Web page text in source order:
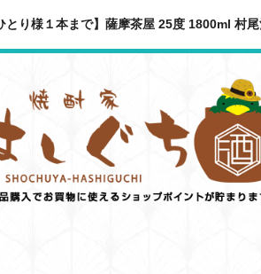
とり様１本まで】薩摩茶屋 25度 1800ml 村